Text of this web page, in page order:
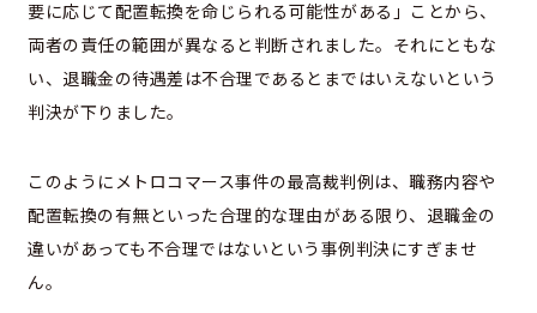
要に応じて配置転換を命じられる可能性がある」ことから、
両者の責任の範囲が異なると判断されました。それにともな
い、退職金の待遇差は不合理であるとまではいえないという
判決が下りました。
このようにメトロコマース事件の最高裁判例は、職務内容や
配置転換の有無といった合理的な理由がある限り、退職金の
違いがあっても不合理ではないという事例判決にすぎませ
ん。